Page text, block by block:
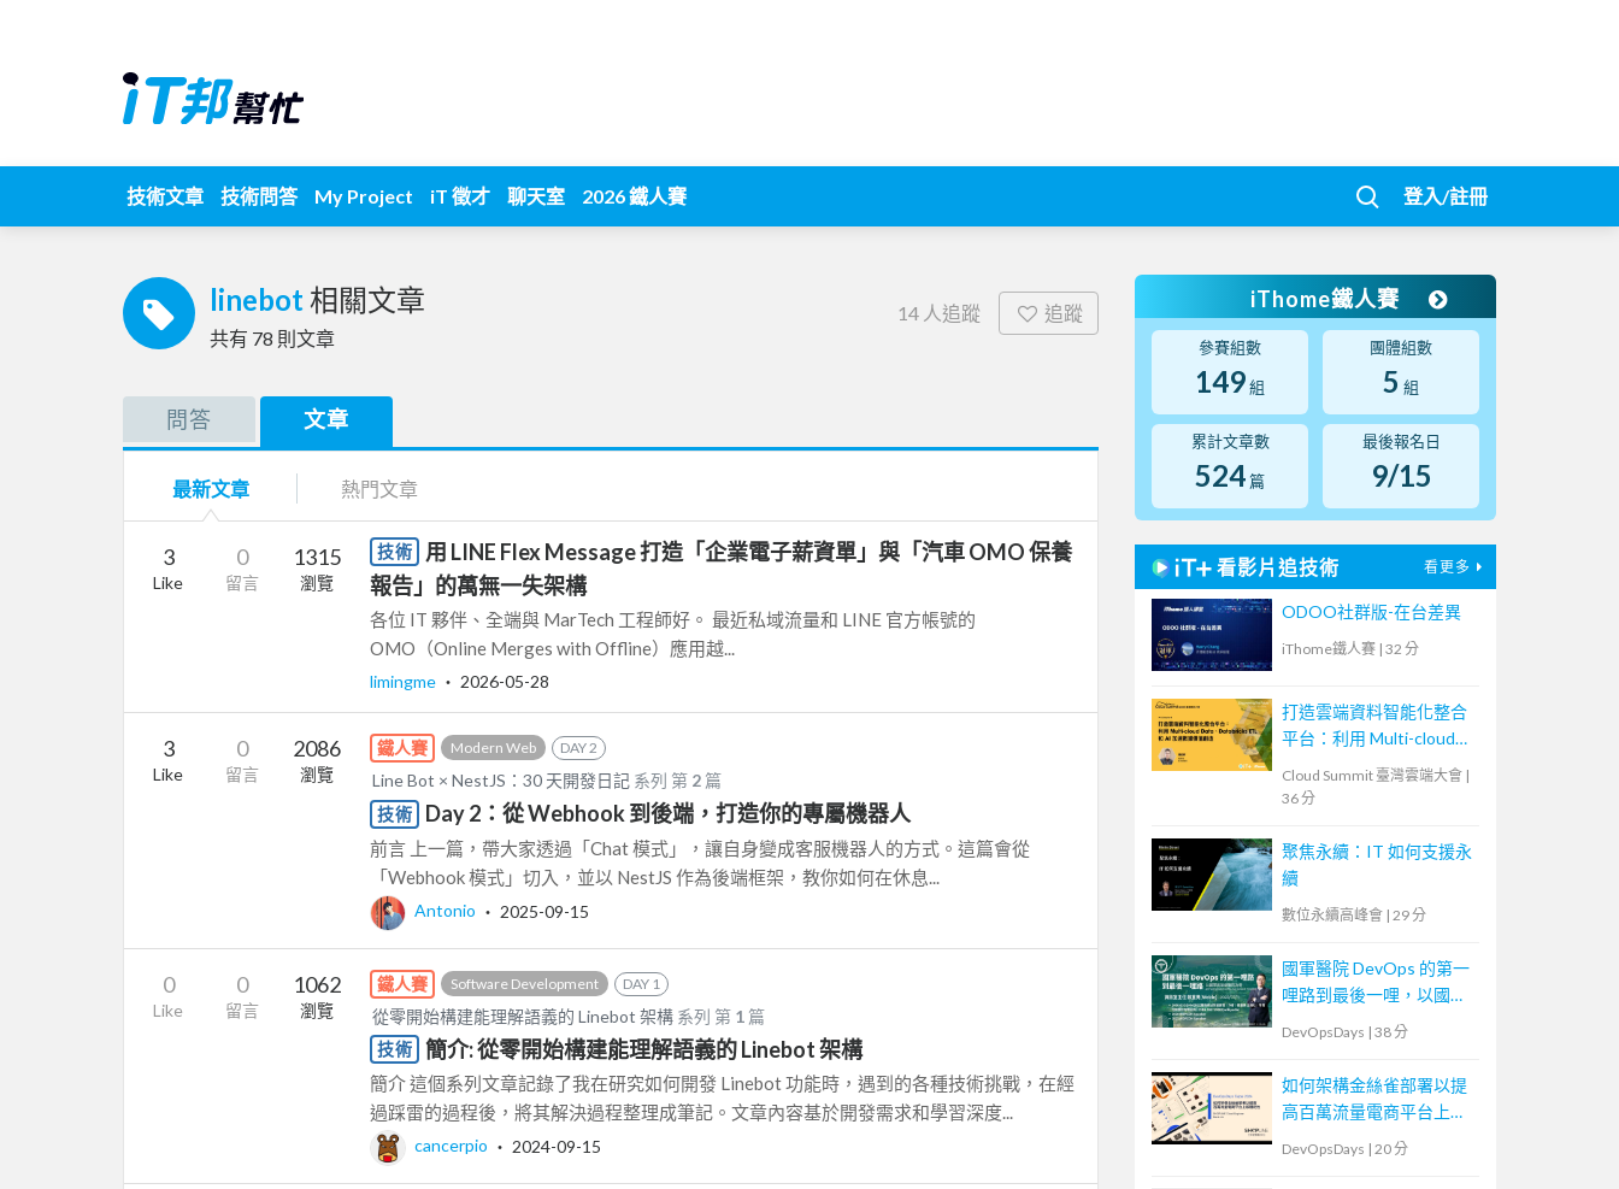
技術文章 技術問答 My Project iT 徵才 聊天室 2026 鐵人賽 登入/註冊
linebot 相關文章
共有 78 則文章
14 人追蹤 追蹤
問答 文章
最新文章 熱門文章
3
Like
0
留言
1315
瀏覽
技術
用 LINE Flex Message 打造「企業電子薪資單」與「汽車 OMO 保養
報告」的萬無一失架構
各位 IT 夥伴、全端與 MarTech 工程師好。 最近私域流量和 LINE 官方帳號的
OMO（Online Merges with Offline）應用越...
limingme ‧ 2026-05-28
3
Like
0
留言
2086
瀏覽
鐵人賽 Modern Web DAY 2
Line Bot × NestJS：30 天開發日記 系列 第 2 篇
技術
Day 2：從 Webhook 到後端，打造你的專屬機器人
前言 上一篇，帶大家透過「Chat 模式」，讓自身變成客服機器人的方式。這篇會從
「Webhook 模式」切入，並以 NestJS 作為後端框架，教你如何在休息...
Antonio ‧ 2025-09-15
0
Like
0
留言
1062
瀏覽
鐵人賽 Software Development DAY 1
從零開始構建能理解語義的 Linebot 架構 系列 第 1 篇
技術
簡介: 從零開始構建能理解語義的 Linebot 架構
簡介 這個系列文章記錄了我在研究如何開發 Linebot 功能時，遇到的各種技術挑戰，在經
過踩雷的過程後，將其解決過程整理成筆記。文章內容基於開發需求和學習深度...
cancerpio ‧ 2024-09-15
iThome鐵人賽
參賽組數
149組
團體組數
5 組
累計文章數
524 篇
最後報名日
9/15
看影片追技術 看更多
ODOO社群版-在台差異
iThome鐵人賽 | 32 分
打造雲端資料智能化整合
平台：利用 Multi-cloud
Data、Databricks ETL 和
AI 加速數據價值創造
Cloud Summit 臺灣雲端大會 |
36 分
聚焦永續：IT 如何支援永
續
數位永續高峰會 | 29 分
國軍醫院 DevOps 的第一
哩路到最後一哩，以國軍
高雄總醫院為例
DevOpsDays | 38 分
如何架構金絲雀部署以提
高百萬流量電商平台上版
DevOpsDays | 20 分